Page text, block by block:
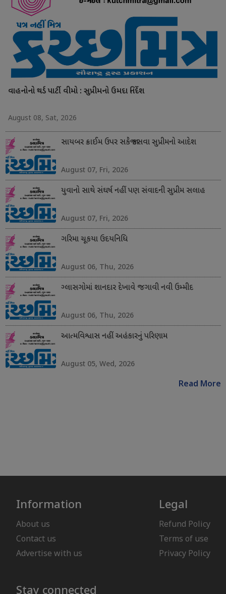
વાહનોનો થર્ડ પાર્ટી વીમો : સુપ્રીમનો ઉમદા નિર્દેશ
August 08, Sat, 2026
સાયબર ક્રાઈમ ઉપર સકંજો કસવા સુપ્રીમનો આદેશ
August 07, Fri, 2026
યુવાનો સાથે સંઘર્ષ નહીં પણ સંવાદની સુપ્રીમ સલાહ
August 07, Fri, 2026
ગરિમા ચૂકયા ઉદયનિધિ
August 06, Thu, 2026
ગ્લાસગોમાં શાનદાર દેખાવે જગાવી નવી ઉમ્મીદ
August 06, Thu, 2026
આત્મવિશ્વાસ નહીં અહંકારનું પરિણામ
August 05, Wed, 2026
Read More
Information
About us
Contact us
Advertise with us
Legal
Refund Policy
Terms of use
Privacy Policy
Stay connected